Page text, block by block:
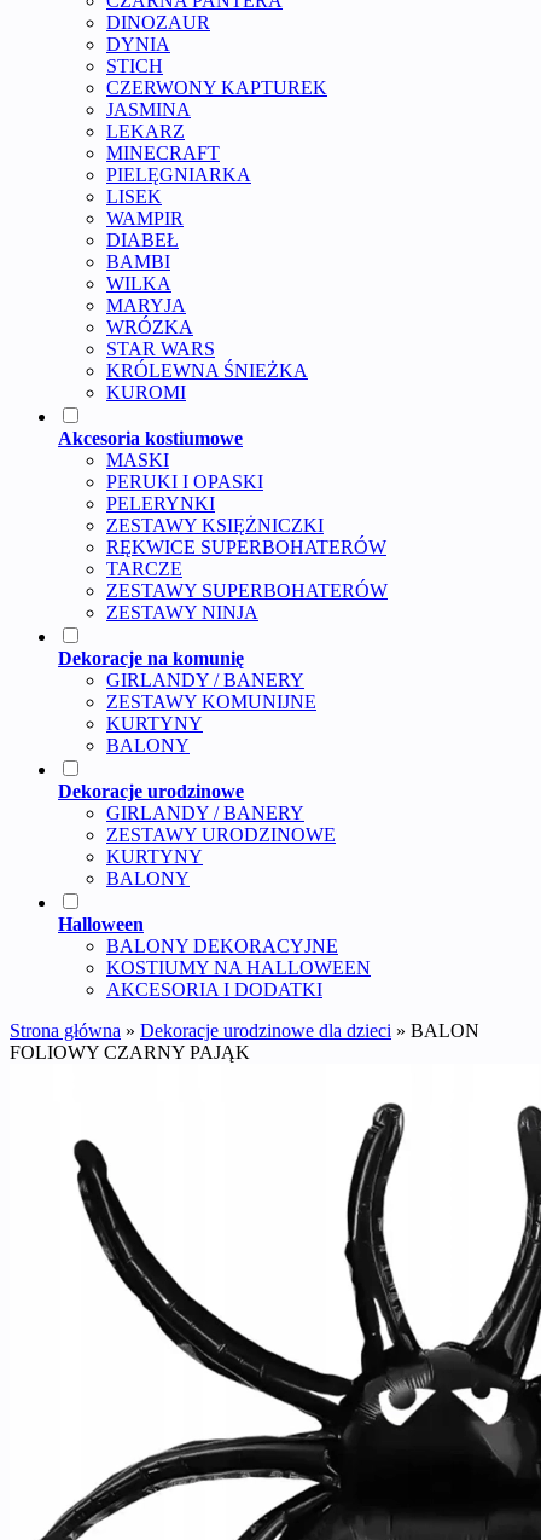
DINOZAUR
DYNIA
STICH
CZERWONY KAPTUREK
JASMINA
LEKARZ
MINECRAFT
PIELĘGNIARKA
LISEK
WAMPIR
DIABEŁ
BAMBI
WILKA
MARYJA
WRÓZKA
STAR WARS
KRÓLEWNA ŚNIEŻKA
KUROMI
Akcesoria kostiumowe
MASKI
PERUKI I OPASKI
PELERYNKI
ZESTAWY KSIĘŻNICZKI
RĘKWICE SUPERBOHATERÓW
TARCZE
ZESTAWY SUPERBOHATERÓW
ZESTAWY NINJA
Dekoracje na komunię
GIRLANDY / BANERY
ZESTAWY KOMUNIJNE
KURTYNY
BALONY
Dekoracje urodzinowe
GIRLANDY / BANERY
ZESTAWY URODZINOWE
KURTYNY
BALONY
Halloween
BALONY DEKORACYJNE
KOSTIUMY NA HALLOWEEN
AKCESORIA I DODATKI
Strona główna » Dekoracje urodzinowe dla dzieci » BALON
FOLIOWY CZARNY PAJĄK